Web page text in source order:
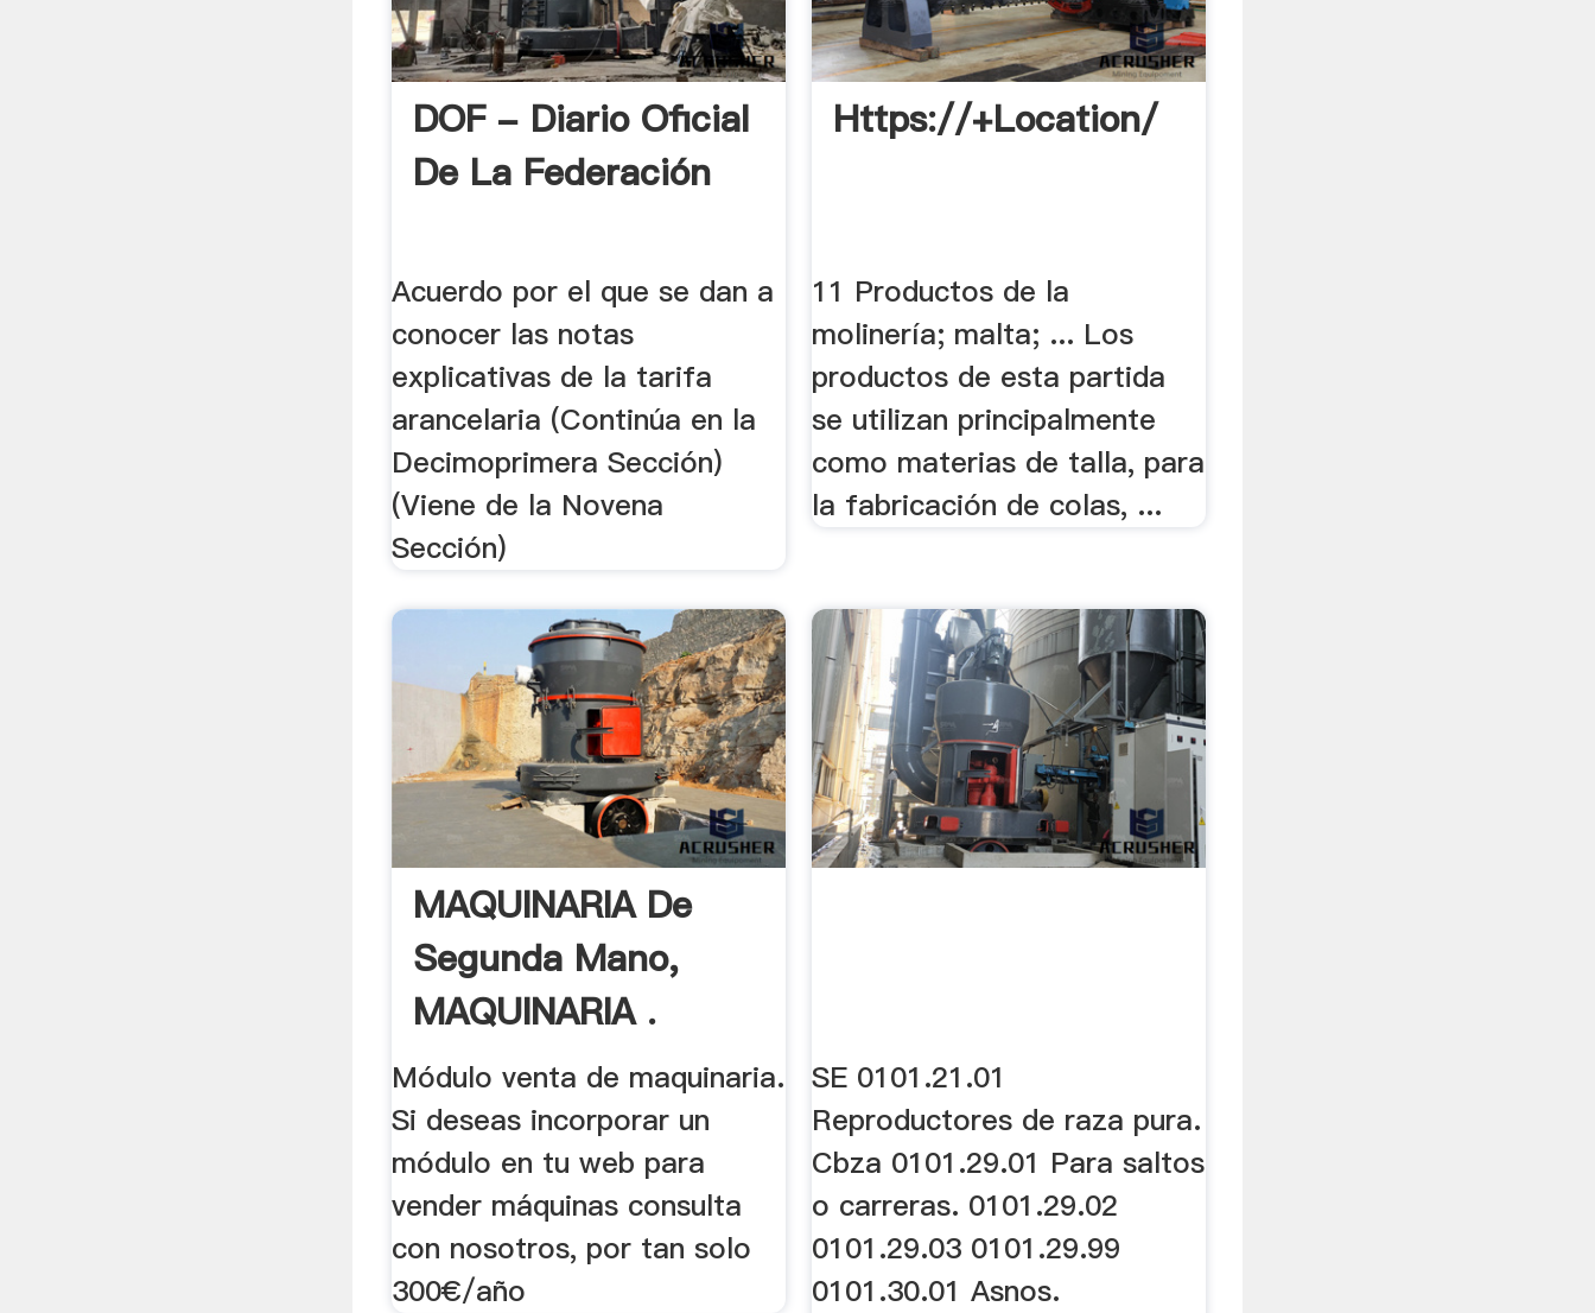
DOF - Diario Oficial
De La Federación
Acuerdo por el que se dan a
conocer las notas
explicativas de la tarifa
arancelaria (Continúa en la
Decimoprimera Sección)
(Viene de la Novena
Sección)
Https://+location/
11 Productos de la
molinería; malta; ... Los
productos de esta partida
se utilizan principalmente
como materias de talla, para
la fabricación de colas, ...
MAQUINARIA De
Segunda Mano,
MAQUINARIA .
Módulo venta de maquinaria.
Si deseas incorporar un
módulo en tu web para
vender máquinas consulta
con nosotros, por tan solo
300€/año
SE 0101.21.01
Reproductores de raza pura.
Cbza 0101.29.01 Para saltos
o carreras. 0101.29.02
0101.29.03 0101.29.99
0101.30.01 Asnos.